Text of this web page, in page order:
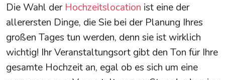
Die Wahl der Hochzeitslocation ist eine der
allerersten Dinge, die Sie bei der Planung Ihres
großen Tages tun werden, denn sie ist wirklich
wichtig! Ihr Veranstaltungsort gibt den Ton für Ihre
gesamte Hochzeit an, egal ob es sich um eine